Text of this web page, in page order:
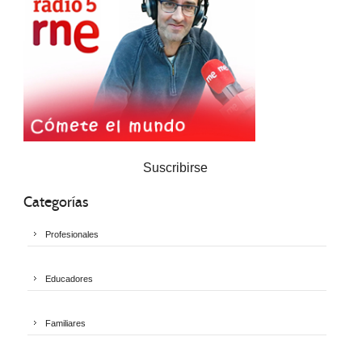
Suscribirse
Categorías
Profesionales
Educadores
Familiares